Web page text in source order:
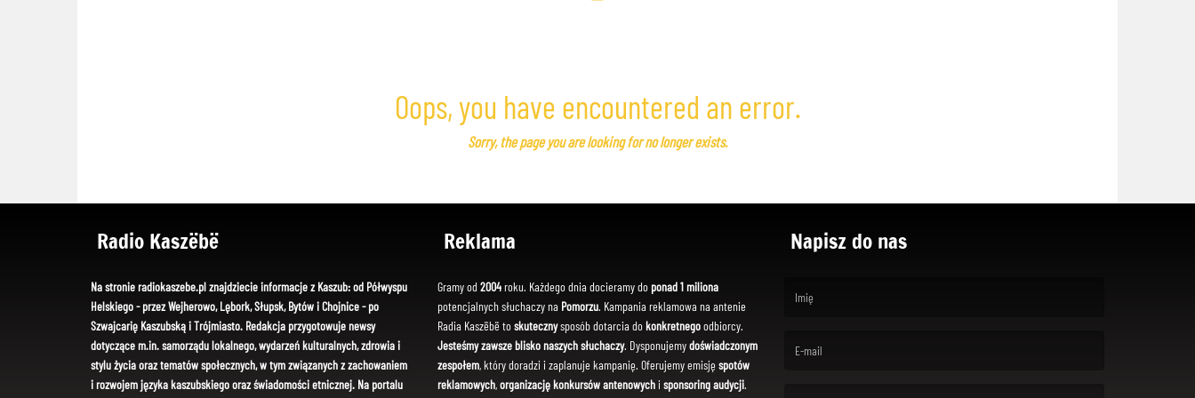
Oops, you have encountered an error.
Sorry, the page you are looking for no longer exists.
Radio Kaszëbë
Na stronie radiokaszebe.pl znajdziecie informacje z Kaszub: od Półwyspu
Helskiego - przez Wejherowo, Lębork, Słupsk, Bytów i Chojnice - po
Szwajcarię Kaszubską i Trójmiasto. Redakcja przygotowuje newsy
dotyczące m.in. samorządu lokalnego, wydarzeń kulturalnych, zdrowia i
stylu życia oraz tematów społecznych, w tym związanych z zachowaniem
i rozwojem języka kaszubskiego oraz świadomości etnicznej. Na portalu
Reklama
Gramy od 2004roku. Każdego dnia docieramy do ponad 1 miliona
potencjalnych słuchaczy na Pomorzu. Kampania reklamowa na antenie
Radia Kaszëbë toskutecznysposób dotarcia dokonkretnegoodbiorcy.
Jesteśmy zawsze blisko naszych słuchaczy. Dysponujemydoświadczonym
zespołem, który doradzi i zaplanuje kampanię. Oferujemy emisję spotów
reklamowych,organizację konkursów antenowychi sponsoring audycji.
Napisz do nas